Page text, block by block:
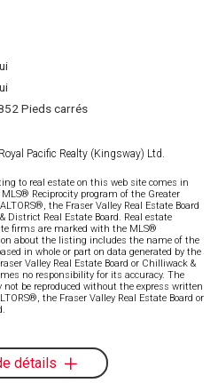
Pieds carrés
Pacific Realty (Kingsway) Ltd.
to real estate on this web site comes in
Reciprocity program of the Greater
the Fraser Valley Real Estate Board
District Real Estate Board. Real estate
firms are marked with the MLS®
about the listing includes the name of the
in whole or part on data generated by the
Valley Real Estate Board or Chilliwack &
no responsibility for its accuracy. The
be reproduced without the express written
the Fraser Valley Real Estate Board or
détails